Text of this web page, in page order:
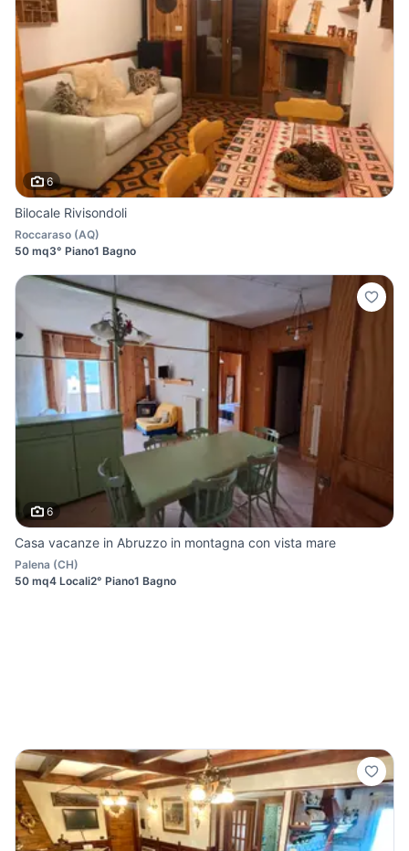
6
Bilocale Rivisondoli
Roccaraso (AQ)
50 mq3° Piano1 Bagno
6
Casa vacanze in Abruzzo in montagna con vista mare
Palena (CH)
50 mq4 Locali2° Piano1 Bagno